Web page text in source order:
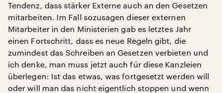
Tendenz, dass stärker Externe auch an den Gesetzen
mitarbeiten. Im Fall sozusagen dieser externen
Mitarbeiter in den Ministerien gab es letztes Jahr
einen Fortschritt, dass es neue Regeln gibt, die
zumindest das Schreiben an Gesetzen verbieten und
ich denke, man muss jetzt auch für diese Kanzleien
überlegen: Ist das etwas, was fortgesetzt werden will
oder will man das nicht eigentlich stoppen und wenn